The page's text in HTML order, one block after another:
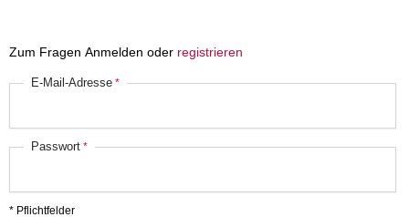
Zum Fragen Anmelden oder registrieren
E-Mail-Adresse
Passwort
* Pflichtfelder